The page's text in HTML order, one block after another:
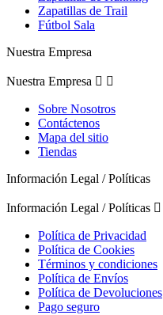
Zapatillas de Trail
Fútbol Sala
Nuestra Empresa
Nuestra Empresa  
Sobre Nosotros
Contáctenos
Mapa del sitio
Tiendas
Información Legal / Políticas
Información Legal / Políticas 
Política de Privacidad
Política de Cookies
Términos y condiciones
Política de Envíos
Política de Devoluciones
Pago seguro